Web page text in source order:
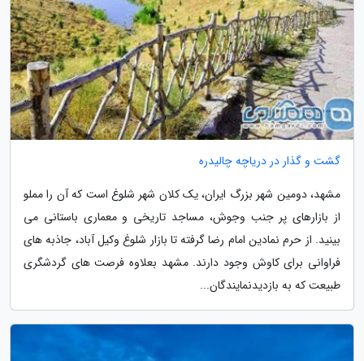
گشت و گذار در دریاچه چالیدره
مشهد، دومین شهر بزرگ ایران، یک کلان شهر شلوغ است که آن را مملو
از بازارهای پر جنب وجوش، مساجد تاریخی و معماری باستانی می
بینید. از حرم نمادین امام رضا گرفته تا بازار شلوغ وکیل آباد، جاذبه های
فراوانی برای کاوش وجود دارند. مشهد بعلاوه فرصت های گردشگری
طبیعت که به بازدیدنمایندگان...